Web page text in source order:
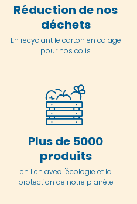
Réduction de nos
déchets
En recyclant le carton en calage
pour nos colis
Plus de 5000
produits
en lien avec l'écologie et la
protection de notre planète